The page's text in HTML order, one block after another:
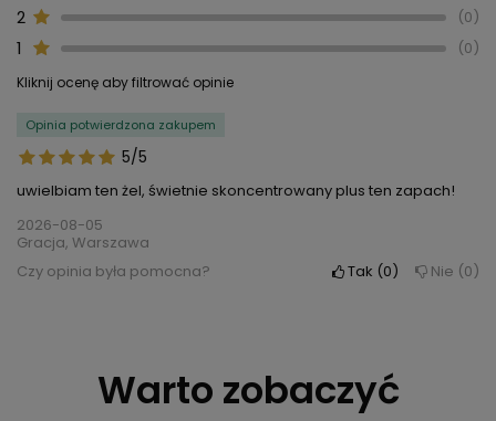
2 0
1 0
Kliknij ocenę aby filtrować opinie
5/5
Opinia potwierdzona zakupem
uwielbiam ten żel, świetnie skoncentrowany plus ten zapach!
2026-08-05
Gracja, Warszawa
Czy opinia była pomocna?
Tak 0 Nie 0
Warto zobaczyć